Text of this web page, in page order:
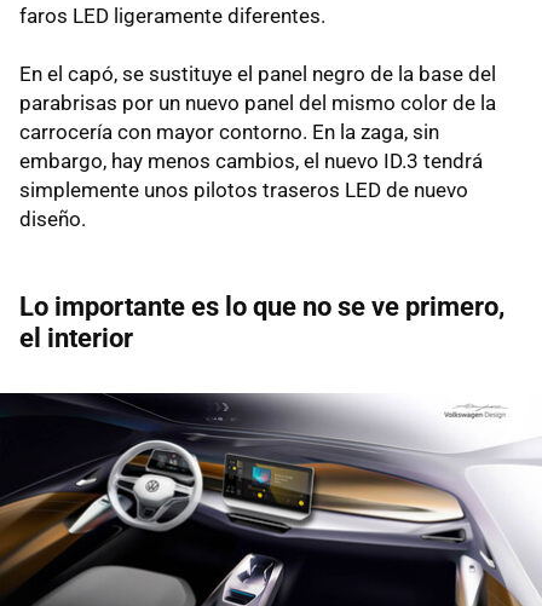
faros LED ligeramente diferentes.
En el capó, se sustituye el panel negro de la base del
parabrisas por un nuevo panel del mismo color de la
carrocería con mayor contorno. En la zaga, sin
embargo, hay menos cambios, el nuevo ID.3 tendrá
simplemente unos pilotos traseros LED de nuevo
diseño.
Lo importante es lo que no se ve primero,
el interior